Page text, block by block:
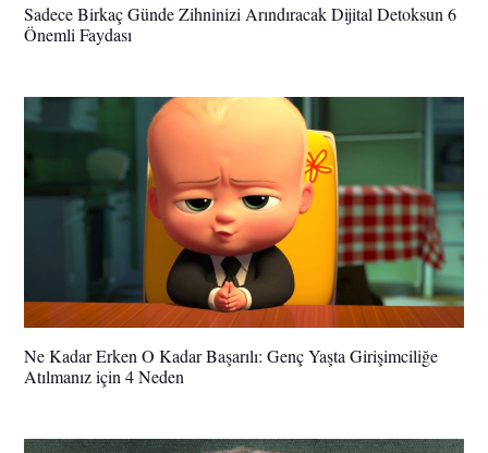
Sadece Birkaç Günde Zihninizi Arındıracak Dijital Detoksun 6
Önemli Faydası
Ne Kadar Erken O Kadar Başarılı: Genç Yaşta Girişimciliğe
Atılmanız için 4 Neden